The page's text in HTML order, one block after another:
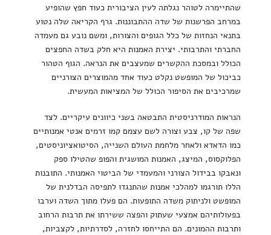
שהתיימרה לטוהר נגלתה לעין הציבורית כעוד חפץ שהופיע
במרחב הפרשנות של שדה ההתבוננות. גרף הקריאה שלה נטוע
בתנאי הנחזות של כלל הגופים והצורות, ומשם נובע גם מעמדה
החברתי והתרבותי. יצירת האמנות היא חלק בשדה החפצים
הכולל ובמסכת ההקשרים שמעצבים את הנראה. הגוף הטהור
כביכול של המופשט נקלט כעוד אחד מהמוצרים הצורניים
שמרכיבים את הסיפור הכולל של המציאות המעשית.
הנראות המודרניסטית התבטאה בשני כיוונים עיקריים. לצד
שפה של קו, צבע וצורה לשם עצמם קמו זרמים אנטי אמנותיים
כמו הדאדא ולאחר מלחמת העולם השנייה, הסיטואציוניסטים,
הפלוקסוס, המיצג, האמנות המושגית והפופ שהטילו ספק
ונאבקו בבידול הצורני והמעמדי של הביטוי האמנותי. התובנות
הללו תורגמו למהלכי אמנות שהתנגדו לתפיסה הבדלנית של
המופשט ולניתוק משדה התופעות. הם פעלו מתוך השדה וערבו
בפעולותיהם אמצעי שעתוק והפצה ששירתו את תרבות הרחוב
ותרבות ההמונים. הם התייחסו לחזרה, לסדרתיות, לקצביות,